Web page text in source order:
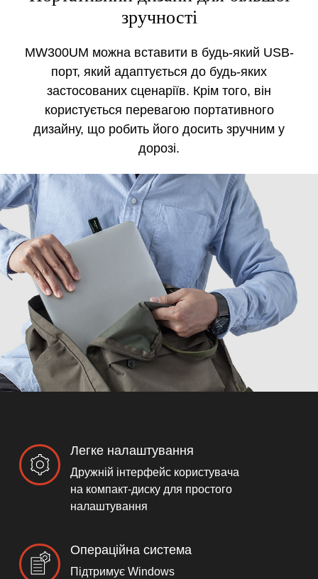
зручності
MW300UM можна вставити в будь-який USB-
порт, який адаптується до будь-яких
застосованих сценаріїв. Крім того, він
користується перевагою портативного
дизайну, що робить його досить зручним у
дорозі.
Легке налаштування
Дружній інтерфейс користувача
на компакт-диску для простого
налаштування
Операційна система
Підтримує Windows